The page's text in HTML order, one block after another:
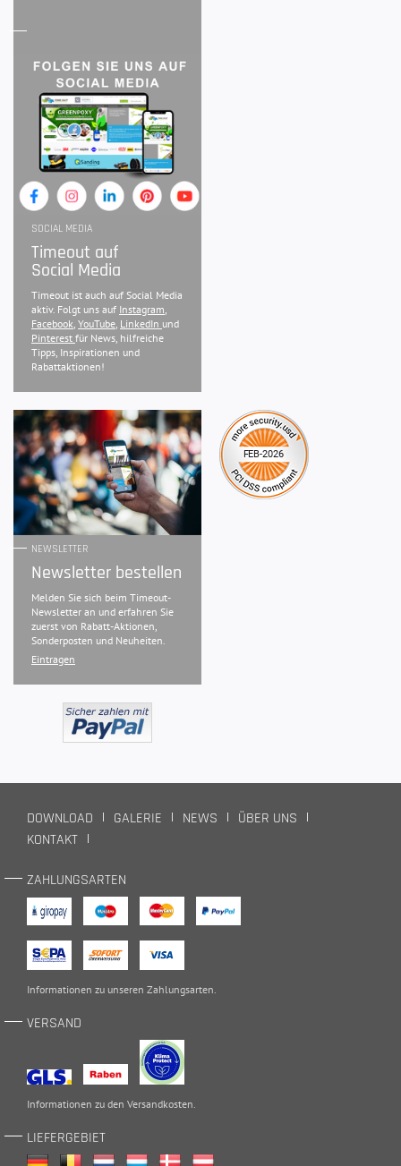
SOCIAL MEDIA
Timeout auf
Social Media
Timeout ist auch auf Social Media
aktiv. Folgt uns auf Instagram
Facebook YouTube LinkedIn und
Pinterest für News, hilfreiche
Tipps, Inspirationen und
Rabattaktionen!
NEWSLETTER
Newsletter bestellen
Melden Sie sich beim Timeout-
Newsletter an und erfahren Sie
zuerst von Rabatt-Aktionen,
Sonderposten und Neuheiten.
Eintragen
DOWNLOAD GALERIE NEWS
ÜBER UNS
KONTAKT
ZAHLUNGSARTEN
Informationen zu unseren Zahlungsarten
VERSAND
Informationen zu den Versandkosten
LIEFERGEBIET